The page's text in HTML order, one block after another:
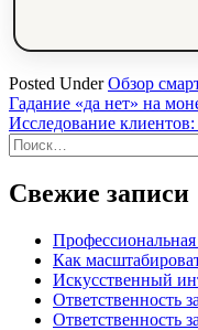
Posted UnderОбзор
Навигация
по
записям
Гадание «да нет» на
Исследование
Найти:
Свежие записи
Как
Искусственный
Ответственность
Ответственность